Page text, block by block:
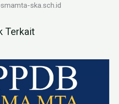
ska.sch.id
Terkait